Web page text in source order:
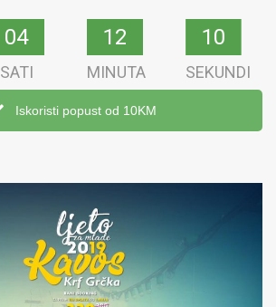
04
04
SATI
12
12
MINUTA
09
09
SEKUNDI
Iskoristi popust od 10KM